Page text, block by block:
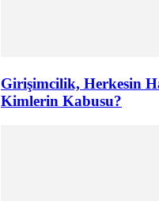
Girişimcilik, Herkesin
Kimlerin Kabusu?